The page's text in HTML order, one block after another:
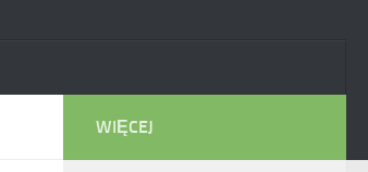
WIĘCEJ